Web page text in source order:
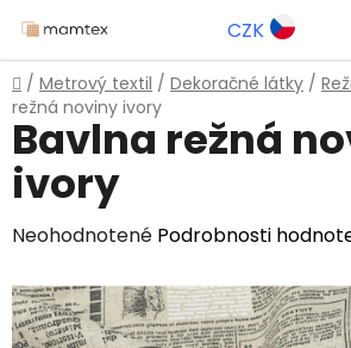
na
obsah
CZK
Domov
/ Metrový textil / Dekoračné látky /
režná noviny ivory
Bavlna režná
ivory
Priemerné
produktu
je
Neohodnotené Podrobnosti